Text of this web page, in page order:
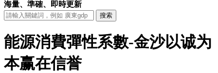
海量、準確、即時更新
能源消費彈性系數-金沙以诚为
本赢在信誉